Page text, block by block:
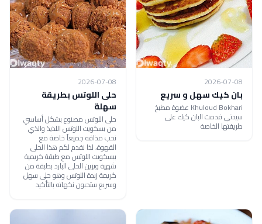
2026-07-08
بان كيك سهل و سريع
Khuloud Bokhari عضوة مطبخ
سيدتي قدمت البان كيك على
طريقتها الخاصة
2026-07-08
حلى اللوتس بطريقة
سهلة
حلى اللوتس مصنوع بشكل أساسي
من بسكويت اللوتس اللذيذ والذي
نحب مذاقه جميعاً خاصة مع
القهوة، لذا نقدم لكم هذا الحلى
ببسكويت اللوتس مع طبقة كريمية
شهية ويزين الحلى البارد بطبقة من
كريمة زبدة اللوتس وهو حلى سهل
وسريع ستحبون نكهاته بالتأكيد